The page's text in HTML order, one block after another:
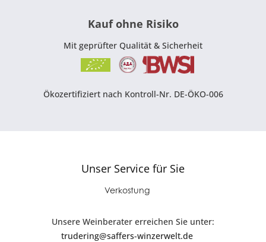
Kauf ohne Risiko
Mit geprüfter Qualität & Sicherheit
Ökozertifiziert nach Kontroll-Nr. DE-ÖKO-006
Unser Service für Sie
Verkostung
Unsere Weinberater erreichen Sie unter:
trudering@saffers-winzerwelt.de